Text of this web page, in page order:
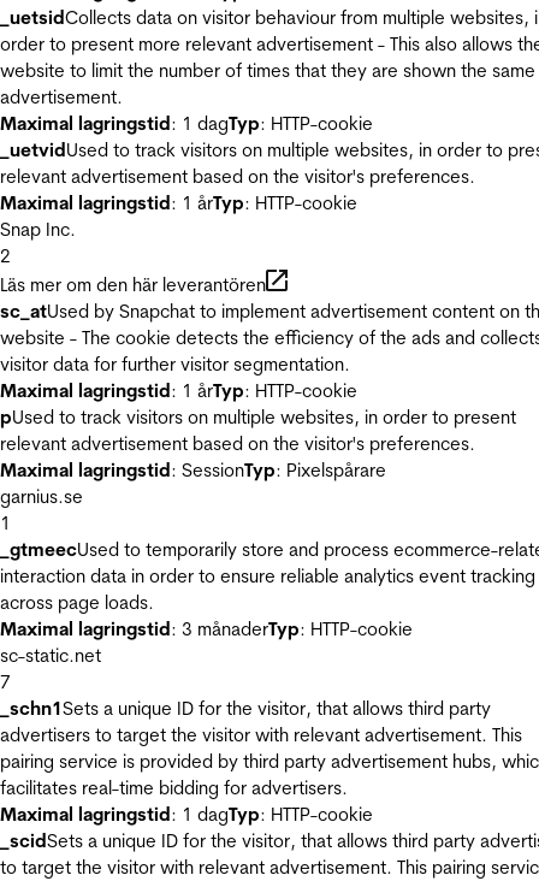
_uetsidCollects data on visitor behaviour from multiple websites,
order to present more relevant advertisement - This also allows
website to limit the number of times that they are shown the same
advertisement.
Maximal lagringstid: 1 dagTyp: HTTP-cookie
_uetvidUsed to track visitors on multiple websites, in order to
relevant advertisement based on the visitor's preferences.
Maximal lagringstid: 1 årTyp: HTTP-cookie
Snap Inc.
2
Läs mer om den här leverantören
sc_atUsed by Snapchat to implement advertisement content on
website - The cookie detects the efficiency of the ads and
visitor data for further visitor segmentation.
Maximal lagringstid: 1 årTyp: HTTP-cookie
pUsed to track visitors on multiple websites, in order to present
relevant advertisement based on the visitor's preferences.
Maximal lagringstid: SessionTyp: Pixelspårare
garnius.se
1
_gtmeecUsed to temporarily store and process ecommerce-
interaction data in order to ensure reliable analytics event tracking
across page loads.
Maximal lagringstid: 3 månaderTyp: HTTP-cookie
sc-static.net
7
_schn1Sets a unique ID for the visitor, that allows third party
advertisers to target the visitor with relevant advertisement. This
pairing service is provided by third party advertisement hubs,
facilitates real-time bidding for advertisers.
Maximal lagringstid: 1 dagTyp: HTTP-cookie
_scidSets a unique ID for the visitor, that allows third party
to target the visitor with relevant advertisement. This pairing